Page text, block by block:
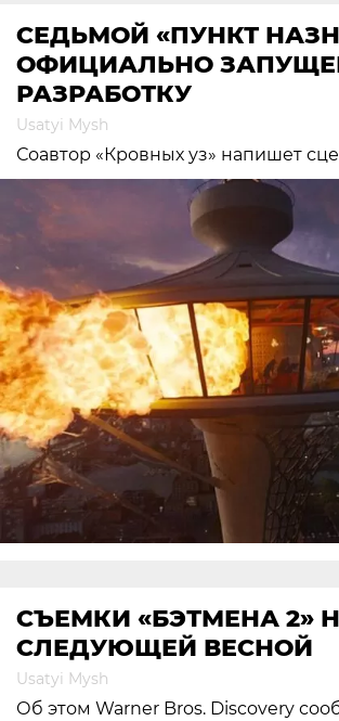
СЕДЬМОЙ «ПУНКТ
ОФИЦИАЛЬНО
РАЗРАБОТКУ
Usatyi Mysh
Соавтор «Кровных уз» напишет
СЪЕМКИ «БЭТМЕНА 2»
СЛЕДУЮЩЕЙ ВЕСНОЙ
Usatyi Mysh
Об этом Warner Bros. Discovery